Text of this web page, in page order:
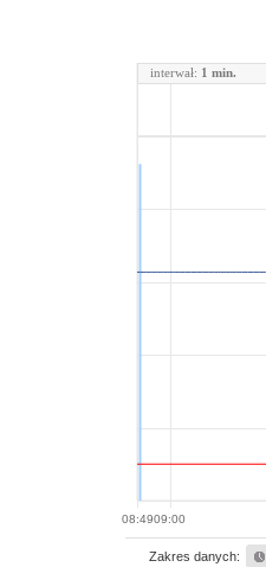
08:4909:00
interwał: 1 min.
Zakres danych: